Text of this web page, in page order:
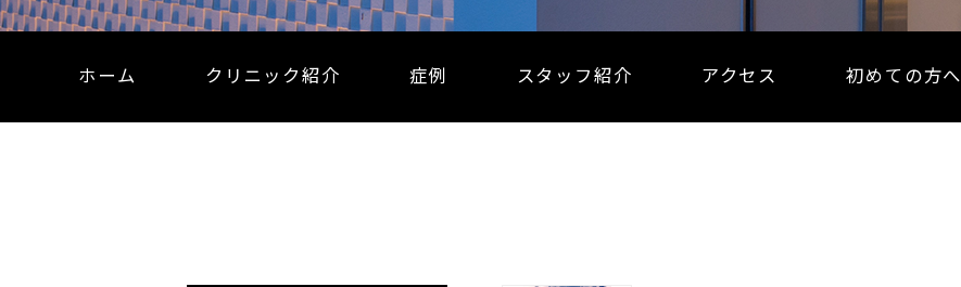
ホーム クリニック紹介 症例 スタッフ紹介 アクセス 初めての方へ